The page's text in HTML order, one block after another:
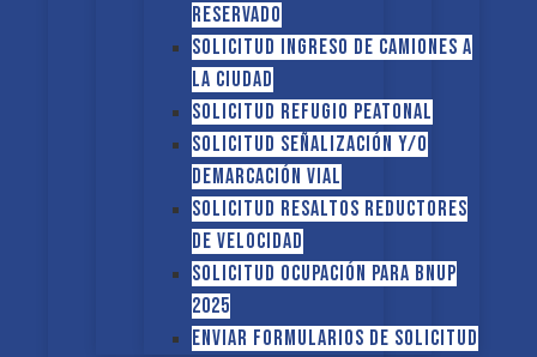
reservado
Solicitud Ingreso de camiones a
la ciudad
Solicitud Refugio peatonal
Solicitud Señalización y/o
demarcación vial
Solicitud Resaltos reductores
de velocidad
Solicitud Ocupación para BNUP
2025
ENVIAR FORMULARIOS DE SOLICITUD